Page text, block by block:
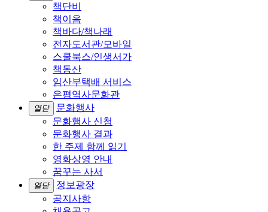
책단비
책이음
책바다/책나래
전자도서관/모바일
스쿨북스/인생서가
책동산
임산부택배 서비스
은평역사문화관
열닫
문화행사
문화행사 신청
문화행사 결과
한 주제 함께 읽기
영화상영 안내
꿈꾸는 사서
열닫
정보광장
공지사항